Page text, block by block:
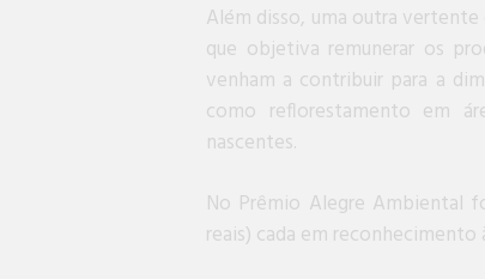
Além disso, uma outra
que objetiva remunerar os
venham a contribuir para a
como reflorestamento em
nascentes.
No Prêmio Alegre Ambiental
reais) cada em reconhecimento